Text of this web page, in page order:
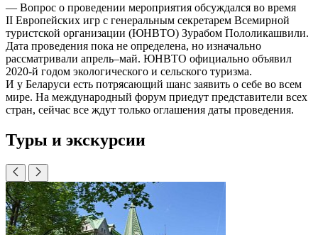
— Вопрос о проведении мероприятия обсуждался во время
II Европейских игр с генеральным секретарем Всемирной
туристской организации (ЮНВТО) Зурабом Пололикашвили.
Дата проведения пока не определена, но изначально
рассматривали апрель–май. ЮНВТО официально объявил
2020-й годом экологического и сельского туризма.
И у Беларуси есть потрясающий шанс заявить о себе во всем
мире. На международный форум приедут представители всех
стран, сейчас все ждут только оглашения даты проведения.
Туры и экскурсии